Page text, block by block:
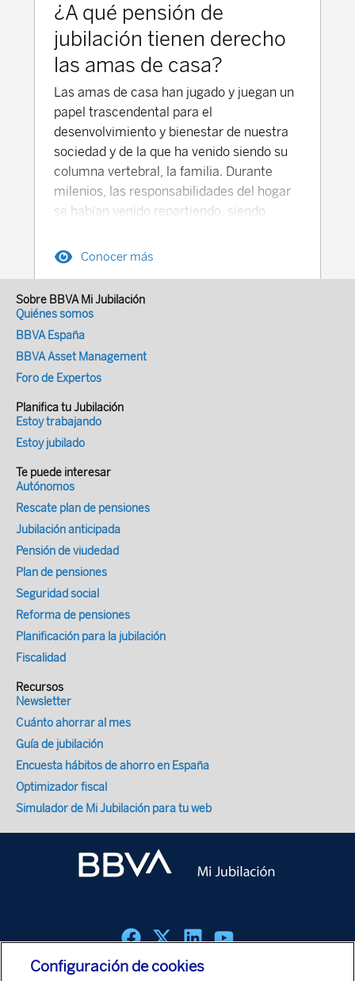
¿A qué pensión de
jubilación tienen derecho
las amas de casa?
Las amas de casa han jugado y juegan un
papel trascendental para el
desenvolvimiento y bienestar de nuestra
sociedad y de la que ha venido siendo su
columna vertebral, la familia. Durante
milenios, las responsabilidades del hogar
se habían venido repartiendo, siendo
(inicialmente a cazar, pescar, sembrar y
lugares eran las mujeres las que
recolectaban-, y, con el trascurso de los
siglos, a obtener un salario por la
prestación de un trabajo o unos ingresos
en una actividad profesional con los que
afrontar las necesidades económicas de
la familia), y eran las mujeres que se
quedaban en casa cuidando de la prole y
haciendo las labores del hogar. En las
últimas cuatro décadas se ha producido
en España, y en una gran parte de los
países de occidente, una masiva
incorporación de la mujer al mercado
laboral, que progresivamente está
alcanzando todos los niveles y estadios
profesionales, incluidos los puestos de alta
cualificación y las posiciones directivas.
Ello ha producido, entre otras
consecuencias, un reparto, más o menos
equitativo, de las responsabilidades
domesticas del hogar y del cuidado de
hijos entre ambos cónyuges progenitores.
En los casos de aquellas parejas que
disponen de posiciones económicas
holgadas, se recurre a contratar la ayuda
de terceras personas, de personal de
servicio. Pero en muchos otros, cuando no
económicos, se hace necesario recurrir a
los abuelos (si se tienen y viven cerca) y a
el tiempo de trabajo y el de familia. Según
la Encuesta de Población Activa (EPA), en
el segundo trimestre de 2025 había en
Conocer más
Sobre BBVA Mi Jubilación
Quiénes somos
BBVA España
BBVA Asset Management
Foro de Expertos
Planifica tu Jubilación
Estoy trabajando
Estoy jubilado
Te puede interesar
Autónomos
Rescate plan de pensiones
Jubilación anticipada
Pensión de viudedad
Plan de pensiones
Seguridad social
Reforma de pensiones
Planificación para la jubilación
Fiscalidad
Recursos
Newsletter
Cuánto ahorrar al mes
Guía de jubilación
Encuesta hábitos de ahorro en España
Optimizador fiscal
Simulador de Mi Jubilación para tu web
Configuración de cookies